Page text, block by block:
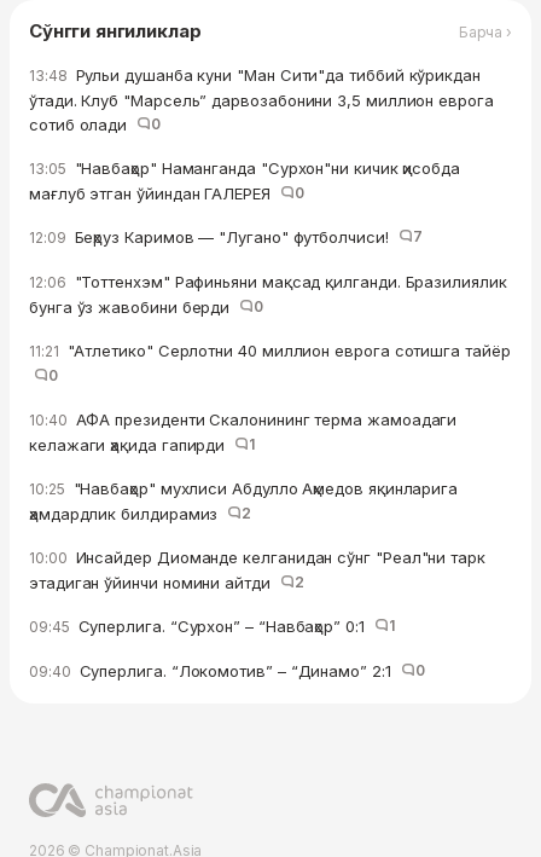
Сўнгги янгиликлар Барча ›
13:48 Рульи душанба куни "Ман Сити"да тиббий кўрикдан
ўтади. Клуб "Марсель” дарвозабонини 3,5 миллион еврога
сотиб олади
0
13:05 "Навбаҳор" Наманганда "Сурхон"ни кичик ҳисобда
мағлуб этган ўйиндан ГАЛЕРЕЯ
0
12:09 Беҳруз Каримов — "Лугано" футболчиси! 7
12:06 "Тоттенхэм" Рафиньяни мақсад қилганди. Бразилиялик
бунга ўз жавобини берди
0
11:21 "Атлетико" Серлотни 40 миллион еврога сотишга тайёр
0
10:40 АФА президенти Скалонининг терма жамоадаги
келажаги ҳақида гапирди
1
10:25 "Навбаҳор" мухлиси Абдулло Аҳмедов яқинларига
ҳамдардлик билдирамиз
2
10:00 Инсайдер Диоманде келганидан сўнг "Реал"ни тарк
этадиган ўйинчи номини айтди
2
09:45 Суперлига. “Сурхон” – “Навбаҳор” 0:1 1
09:40 Суперлига. “Локомотив” – “Динамо” 2:1 0
2026 © Championat.Asia